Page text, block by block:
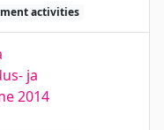
activities
ja
2014